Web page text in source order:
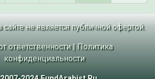
не является публичной офертой.
ответственности| Политика
конфиденциальности